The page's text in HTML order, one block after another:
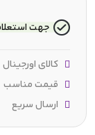
جهت
کالای اورجینال
قیمت مناسب
ارسال سریع